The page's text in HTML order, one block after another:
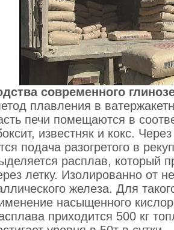
современного
плавления в
печи помещаются в
известняк и кокс.
подача разогретого в
расплав, который
летку. Изолированно от
железа. Для
насыщенного
приходится 500 кг